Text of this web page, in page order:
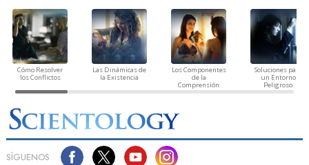
Cómo Resolver
los Conflictos
Las Dinámicas de
la Existencia
Los Componentes
de la
Comprensión
Soluciones para
un Entorno
Peligroso
SÍGUENOS